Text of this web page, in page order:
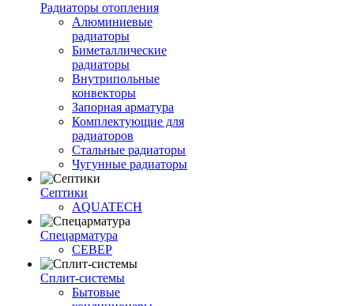
Радиаторы отопления
Алюминиевые
радиаторы
Биметаллические
радиаторы
Внутрипольные
конвекторы
Запорная арматура
Комплектующие для
радиаторов
Стальные радиаторы
Чугунные радиаторы
Септики
AQUATECH
Спецарматура
СЕВЕР
Сплит-системы
Бытовые